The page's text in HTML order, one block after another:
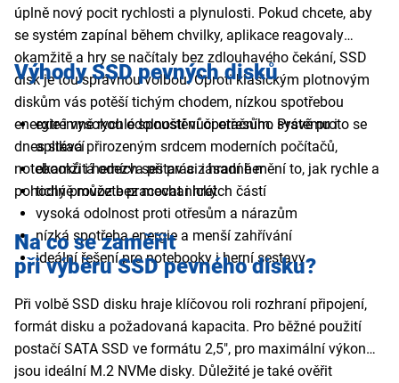
úplně nový pocit rychlosti a plynulosti. Pokud chcete, aby
se systém zapínal během chvilky, aplikace reagovaly
okamžitě a hry se načítaly bez zdlouhavého čekání, SSD
disk je tou správnou volbou. Oproti klasickým plotnovým
diskům vás potěší tichým chodem, nízkou spotřebou
energie i vysokou odolností vůči otřesům. Právě proto se
dnes stává přirozeným srdcem moderních počítačů,
notebooků i herních sestav a zásadně mění to, jak rychle a
pohodlně můžete pracovat i hrát
Výhody SSD pevných disků
extrémně rychlé spouštění operačního systému i
aplikací
okamžitá odezva při práci i hraní her
tichý provoz bez mechanických částí
vysoká odolnost proti otřesům a nárazům
nízká spotřeba energie a menší zahřívání
ideální řešení pro notebooky i herní sestavy
Na co se zaměřit
při výběru SSD pevného disku?
Při volbě SSD disku hraje klíčovou roli rozhraní připojení,
formát disku a požadovaná kapacita. Pro běžné použití
postačí SATA SSD ve formátu 2,5", pro maximální výkon
jsou ideální M.2 NVMe disky. Důležité je také ověřit